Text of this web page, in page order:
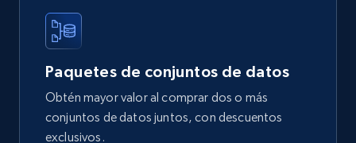
Review id, Reviewer name, Reviews by reviewer,
and more.
Business
4.2K+ 303+ Buy Now
Paquetes de conjuntos de datos
Obtén mayor valor al comprar dos o más
conjuntos de datos juntos, con descuentos
exclusivos.